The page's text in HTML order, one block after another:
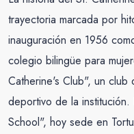
trayectoria marcada por
inauguración en 1956
colegio bilingüe para
Catherine's Club", un
deportivo de la
School", hoy sede en